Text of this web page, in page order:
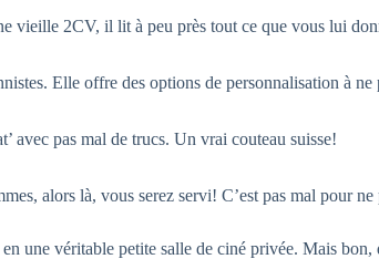
vieille 2CV, il lit à peu près tout ce que vous lui
Elle offre des options de personnalisation à ne
avec pas mal de trucs. Un vrai couteau suisse!
alors là, vous serez servi! C’est pas mal pour
une véritable petite salle de ciné privée. Mais